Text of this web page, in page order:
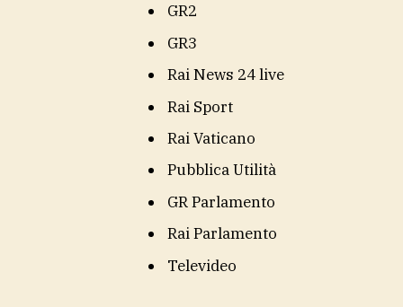
GR2
GR3
Rai News 24 live
Rai Sport
Rai Vaticano
Pubblica Utilità
GR Parlamento
Rai Parlamento
Televideo